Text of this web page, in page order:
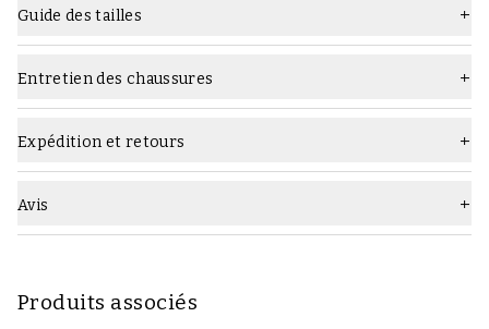
Semelle Semelle fine en caoutchouc
Type Mocassins
Genre
Couleur Marron foncé
Construction
Guide des tailles
Entretien des chaussures
Quels produits d'entretien utiliser :
Expédition et retours
Avis
Produits associés